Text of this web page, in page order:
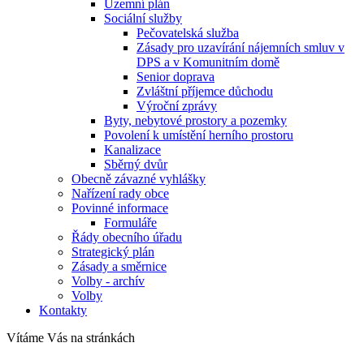
Územní plán
Sociální služby
Pečovatelská služba
Zásady pro uzavírání nájemních smluv v
DPS a v Komunitním domě
Senior doprava
Zvláštní příjemce důchodu
Výroční zprávy
Byty, nebytové prostory a pozemky
Povolení k umístění herního prostoru
Kanalizace
Sběrný dvůr
Obecně závazné vyhlášky
Nařízení rady obce
Povinné informace
Formuláře
Řády obecního úřadu
Strategický plán
Zásady a směrnice
Volby - archív
Volby
Kontakty
Vítáme Vás na stránkách